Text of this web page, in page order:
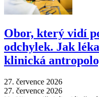
Obor, který vidí
odchylek. Jak
klinická
27. července 2026
27. července 2026